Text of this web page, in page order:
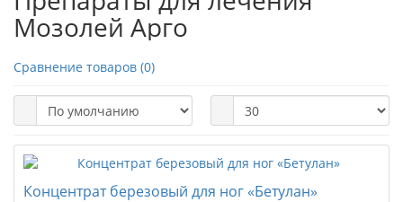
Мозолей Арго
Сравнение товаров (0)
Концентрат березовый для ног «Бетулан»